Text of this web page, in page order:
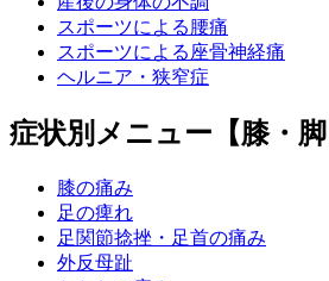
スポーツによる腰痛
スポーツによる座骨神経痛
ヘルニア・狭窄症
症状別メニュー【膝・脚
膝の痛み
足の痺れ
足関節捻挫・足首の痛み
外反母趾